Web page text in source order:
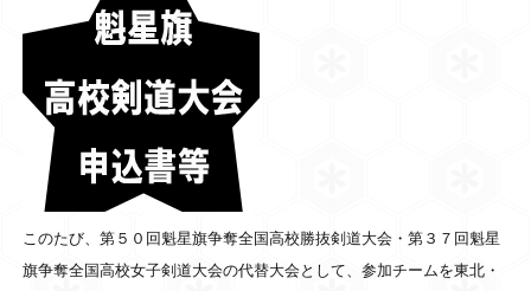
このたび、第５０回魁星旗争奪全国高校勝抜剣道大会・第３７回魁星
旗争奪全国高校女子剣道大会の代替大会として、参加チームを東北・